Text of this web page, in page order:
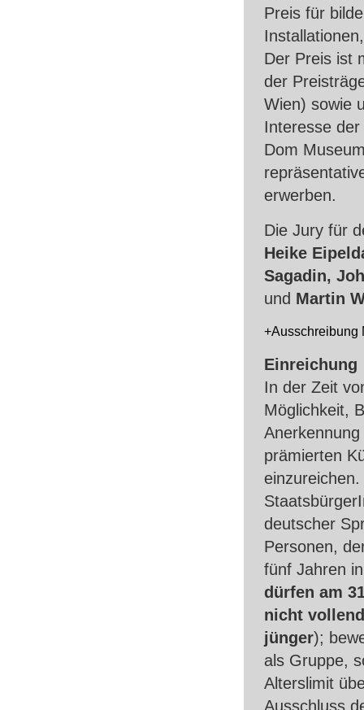
Preis für
Der Preis ist
der
Wien) sowie
Interesse
Dom
erwerben.
Die Jury für
Heike
Sagadin,
und Martin
+Ausschreibung
Einreichung
In der Zeit
Möglichkeit,
prämierten
deutscher
Personen,
fünf Jahren
dürfen am
nicht
jünger);
als Gruppe,
Alterslimit
Ausschluss